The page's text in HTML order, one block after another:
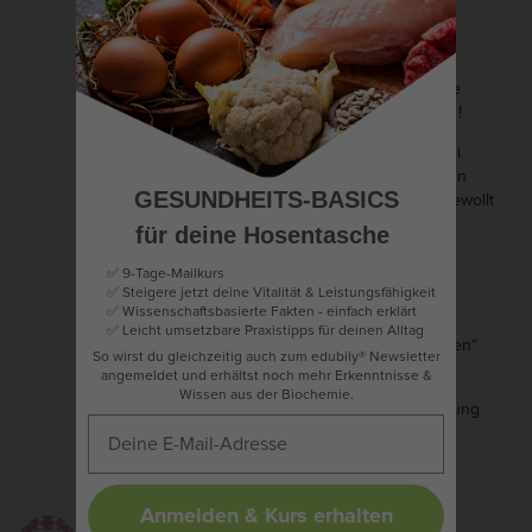
Genaugenommen ist „Krebs“ nicht
irgendetwas Fremdes, was da Deinen
Körper auffrisst, sondern es ist ein Teil
Deines Körpers, welcher durch gewisse
Einflüsse nicht mehr richtig funktioniert !
Das führt dann auch mal gerne zu quasi
„gekaperten“, körpereigenen Funktionen
(z.B. vom Immunsystem) , die dann ungewollt
Krebs zuarbeiten.
Willst Du Dich „aushungern“ ?
Keine gute Idee !
Dich jetzt mit Raffinadezucker zu „mästen“
….auch blöde!
Krebs ist individuell. Daher ist eine Lösung
ebenfalls so anzugehen.
GESUNDHEITS-BASICS
für deine Hosentasche
✅ 9-Tage-Mailkurs
✅ Steigere jetzt deine Vitalität & Leistungsfähigkeit
✅ Wissenschaftsbasierte Fakten - einfach erklärt
✅ Leicht umsetzbare Praxistipps für deinen Alltag
So wirst du gleichzeitig auch zum edubily® Newsletter
angemeldet und erhältst noch mehr Erkenntnisse &
Wissen aus der Biochemie.
Anmelden & Kurs erhalten